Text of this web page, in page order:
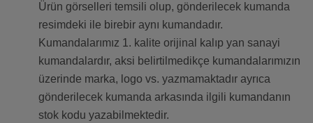
Ürün görselleri temsili olup, gönderilecek kumanda
resimdeki ile birebir aynı kumandadır.
Kumandalarımız 1. kalite orijinal kalıp yan sanayi
kumandalardır, aksi belirtilmedikçe kumandalarımızın
üzerinde marka, logo vs. yazmamaktadır ayrıca
gönderilecek kumanda arkasında ilgili kumandanın
stok kodu yazabilmektedir.